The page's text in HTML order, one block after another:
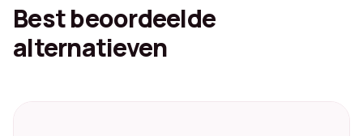
Best beoordeelde
alternatieven